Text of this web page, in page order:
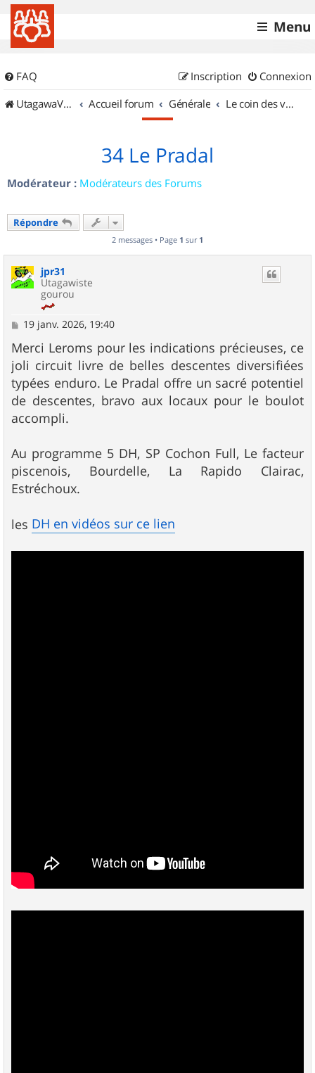
Menu
FAQ Connexion
Inscription
UtagawaVTT (Randos VTT et VTTAE avec traces GPS)
Accueil forum Générale Le coin des vidéastes
34 Le Pradal
Modérateur : Modérateurs des Forums
Répondre
2 messages • Page 1 sur 1
jpr31
Utagawiste
gourou
M
s
s
a
g
e
19 janv. 2026, 19:40
Merci Leroms pour les indications précieuses, ce
joli circuit livre de belles descentes diversifiées
typées enduro. Le Pradal offre un sacré potentiel
de descentes, bravo aux locaux pour le boulot
accompli.
Au programme 5 DH, SP Cochon Full, Le facteur
piscenois, Bourdelle, La Rapido Clairac,
Estréchoux.
les DH en vidéos sur ce lien